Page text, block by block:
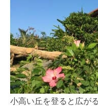
小高い丘を登ると広が